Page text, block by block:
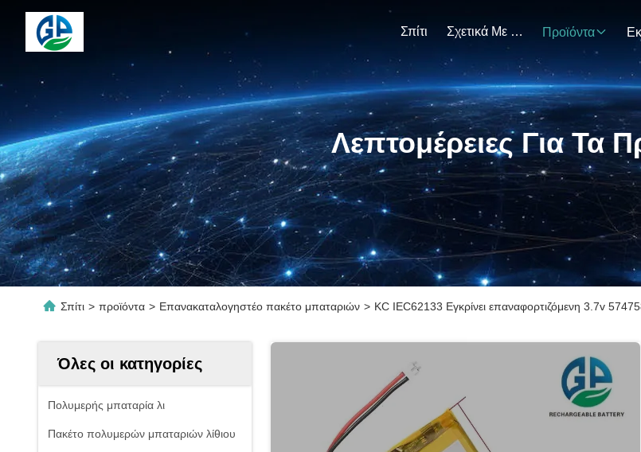
Σπίτι Σχετικά Με Εμάς Προϊόντα
Λεπτομέρειες Για Τα
Σπίτι > προϊόντα > Επανακαταλογηστέο πακέτο μπαταριών > KC IEC62133 Εγκρίνει επαναφορτιζόμενη 3.7v
Όλες οι κατηγορίες
Πολυμερής μπαταρία λι
Πακέτο πολυμερών μπαταριών λίθιου